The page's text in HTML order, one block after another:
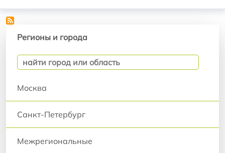
Регионы и города
Москва
Санкт-Петербург
Межрегиональные